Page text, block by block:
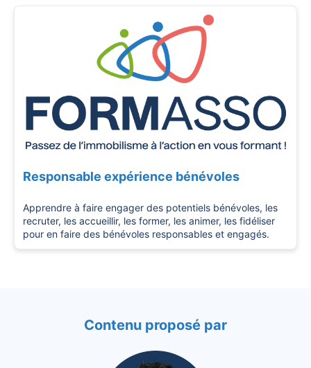
Responsable expérience bénévoles
Apprendre à faire engager des potentiels bénévoles, les
recruter, les accueillir, les former, les animer, les fidéliser
pour en faire des bénévoles responsables et engagés.
Contenu proposé par